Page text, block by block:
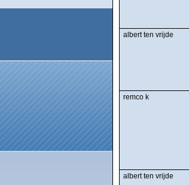
albert ten vrijde
remco k
albert ten vrijde